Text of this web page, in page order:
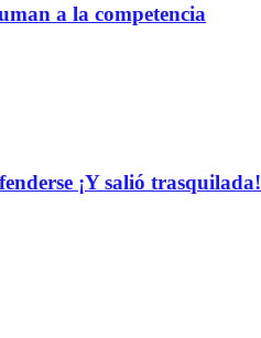
a la competencia
¡Y salió trasquilada!